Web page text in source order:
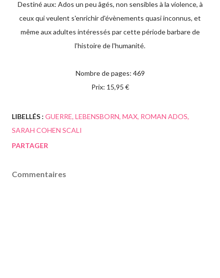
Destiné aux: Ados un peu âgés, non sensibles à la violence, à
ceux qui veulent s'enrichir d'évènements quasi inconnus, et
même aux adultes intéressés par cette période barbare de
l'histoire de l'humanité.
Nombre de pages: 469
Prix: 15,95 €
LIBELLÉS : GUERRE LEBENSBORN MAX ROMAN ADOS
SARAH COHEN SCALI
PARTAGER
Commentaires